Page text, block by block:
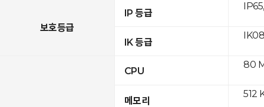
보호등급
IP 등급
IK 등급
CPU
메모리
80
512